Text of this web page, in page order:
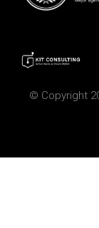
© Copyright